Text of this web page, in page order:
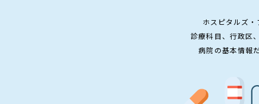
ホスピタルズ
診療科目、行政区
病院の基本情報